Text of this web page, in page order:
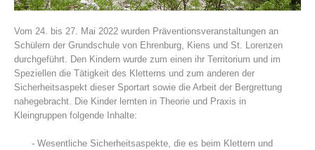
Vom 24. bis 27. Mai 2022 wurden Präventionsveranstaltungen an
Schülern der Grundschule von Ehrenburg, Kiens und St. Lorenzen
durchgeführt. Den Kindern wurde zum einen ihr Territorium und im
Speziellen die Tätigkeit des Kletterns und zum anderen der
Sicherheitsaspekt dieser Sportart sowie die Arbeit der Bergrettung
nahegebracht. Die Kinder lernten in Theorie und Praxis in
Kleingruppen folgende Inhalte:
- Wesentliche Sicherheitsaspekte, die es beim Klettern und